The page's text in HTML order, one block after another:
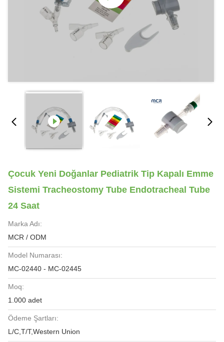
Çocuk Yeni Doğanlar Pediatrik Tip Kapalı Emme
Sistemi Tracheostomy Tube Endotracheal Tube
24 Saat
Marka Adı:
MCR / ODM
Model Numarası:
MC-02440 - MC-02445
Moq:
1.000 adet
Ödeme Şartları:
L/C,T/T,Western Union